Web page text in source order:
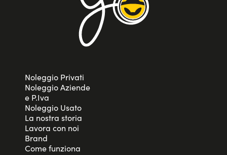
Noleggio Privati
Noleggio Aziende
e P.Iva
Noleggio Usato
La nostra storia
Lavora con noi
Brand
Come funziona